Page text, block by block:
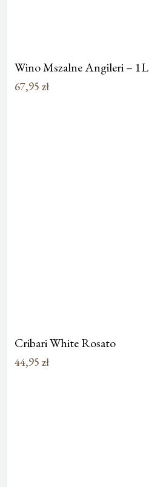
Wino Mszalne Angileri – 1L
67,95 zł
Cribari White Rosato
44,95 zł